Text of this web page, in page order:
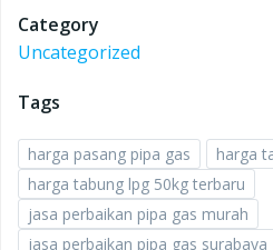
Category
Uncategorized
Tags
harga pasang pipa gas
harga
harga tabung lpg 50kg terbaru
jasa perbaikan pipa gas murah
jasa perbaikan pipa gas surabaya